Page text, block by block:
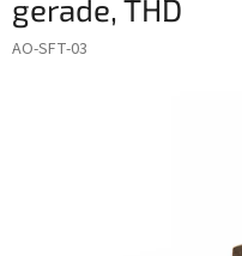
gerade, THD
AO-SFT-03